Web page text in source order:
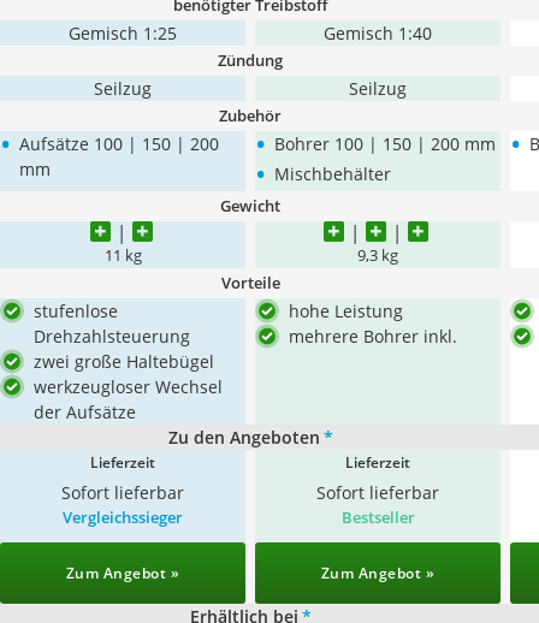
benötigter Treibstoff
Gemisch 1:25 Gemisch 1:40
Zündung
Seilzug Seilzug
Zubehör
• Aufsätze 100 | 150 | 200
mm
• Bohrer 100 | 150 | 200 mm
• Mischbehälter
•
Gewicht
11 kg 9,3 kg
Vorteile
stufenlose
Drehzahlsteuerung
zwei große Haltebügel
werkzeugloser Wechsel
der Aufsätze
hohe Leistung
mehrere Bohrer inkl.
Zu den Angeboten *
Lieferzeit
Sofort lieferbar
Lieferzeit
Sofort lieferbar
Vergleichssieger
Zum Angebot »
Bestseller
Zum Angebot »
Erhältlich bei *